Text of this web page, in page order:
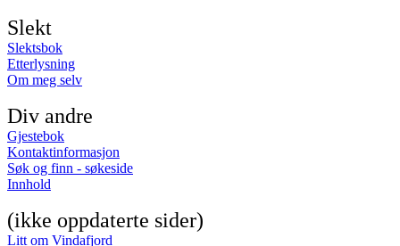
Slekt
Slektsbok
Etterlysning
Om meg selv
Div andre
Gjestebok
Kontaktinformasjon
Søk og finn - søkeside
Innhold
(ikke oppdaterte sider)
Litt om Vindafjord